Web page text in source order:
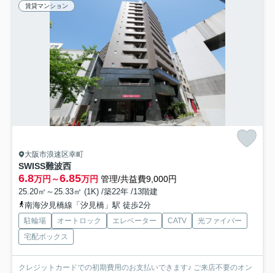
賃貸マンション
大阪市浪速区幸町
SWISS難波西
6.8万円～6.85万円 管理/共益費9,000円
25.20㎡～25.33㎡ (1K) /築22年 /13階建
南海汐見橋線「汐見橋」駅 徒歩2分
駐輪場 オートロック エレベーター CATV
光ファイバー
宅配ボックス
クレジットカードでの初期費用のお支払いできます♪ ご来店不要のオン